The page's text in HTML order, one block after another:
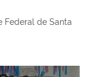
Federal de Santa
fortalece a